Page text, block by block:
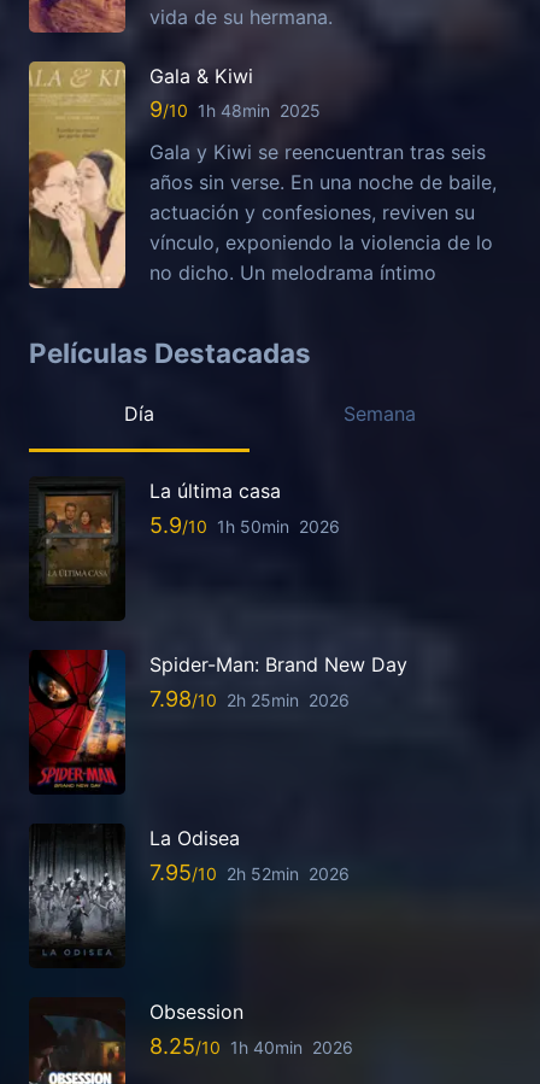
vida de su hermana.
Gala & Kiwi
9 1h 48min 2025
Gala y Kiwi se reencuentran tras seis
años sin verse. En una noche de baile,
actuación y confesiones, reviven su
vínculo, exponiendo la violencia de lo
no dicho. Un melodrama íntimo
Películas Destacadas
Día Semana
La última casa
5.9 1h 50min 2026
Spider-Man: Brand New Day
7.98 2h 25min 2026
La Odisea
7.95 2h 52min 2026
Obsession
8.25 1h 40min 2026